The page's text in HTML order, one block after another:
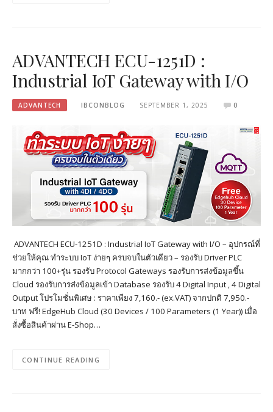
ADVANTECH ECU-1251D :
Industrial IoT Gateway with I/O
ADVANTECH IBCONBLOG SEPTEMBER 1, 2025 0
ADVANTECH ECU-1251D : Industrial IoT Gateway with I/O – อุปกรณ์ที่
ช่วยให้คุณ ทำระบบ IoT ง่ายๆ ครบจบในตัวเดียว – รองรับ Driver PLC
มากกว่า 100+รุ่น รองรับ Protocol Gateways รองรับการส่งข้อมูลขึ้น
Cloud รองรับการส่งข้อมูลเข้า Database รองรับ 4 Digital Input , 4 Digital
Output โปรโมชั่นพิเศษ : ราคาเพียง 7,160.- (ex.VAT) จากปกติ 7,950.-
บาท ฟรี! EdgeHub Cloud (30 Devices / 100 Parameters (1 Year)) เมื่อ
สั่งซื้อสินค้าผ่าน E-Shop…
CONTINUE READING